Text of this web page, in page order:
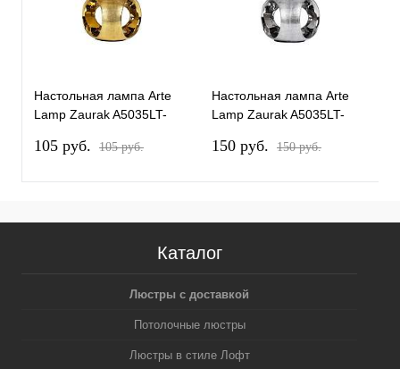
Настольная лампа Arte
Lamp Zaurak A5035LT-
105 pуб. 105 pуб.
Настольная лампа Arte
Lamp Zaurak A5035LT-
150 pуб. 150 pуб.
Каталог
Люстры с доставкой
Потолочные люстры
Люстры в стиле Лофт